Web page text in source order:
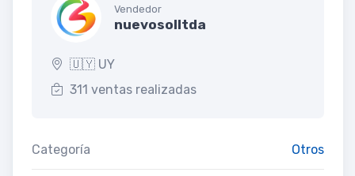
Vendedor
nuevosolltda
🇺🇾 UY
311 ventas realizadas
Categoría Otros